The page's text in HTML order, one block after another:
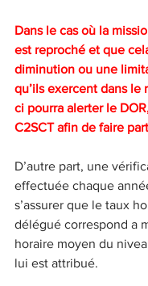
Dans le cas où la
est reproché et que
diminution ou une
qu’ils exercent dans le
ci pourra alerter le
C2SCT afin de faire
D’autre part, une
effectuée chaque
s’assurer que le taux
délégué correspond a
horaire moyen du
lui est attribué.